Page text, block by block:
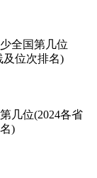
全国第几位
及位次排名)
几位(2024各省
)